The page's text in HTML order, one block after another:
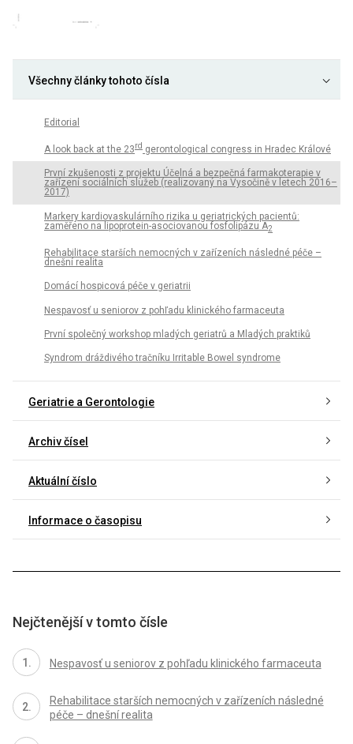
Všechny články tohoto čísla
Editorial
A look back at the 23rd gerontological congress in Hradec Králové
První zkušenosti z projektu Účelná a bezpečná farmakoterapie v
zařízení sociálních služeb (realizovaný na Vysočině v letech 2016–
2017)
Markery kardiovaskulárního rizika u geriatrických pacientů:
zaměřeno na lipoprotein-asociovanou fosfolipázu A2
Rehabilitace starších nemocných v zařízeních následné péče –
dnešní realita
Domácí hospicová péče v geriatrii
Nespavosť u seniorov z pohľadu klinického farmaceuta
První společný workshop mladých geriatrů a Mladých praktiků
Syndrom dráždivého tračníku Irritable Bowel syndrome
Geriatrie a Gerontologie
Archiv čísel
Aktuální číslo
Informace o časopisu
Nejčtenější v tomto čísle
Nespavosť u seniorov z pohľadu klinického farmaceuta
Rehabilitace starších nemocných v zařízeních následné
péče – dnešní realita